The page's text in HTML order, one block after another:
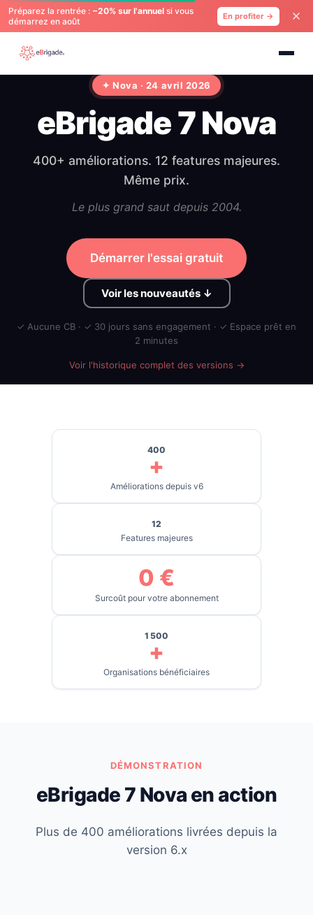
Préparez la rentrée : −20% sur l'annuel si vous
démarrez en août
En profiter →
✦ Nova · 24 avril 2026
eBrigade 7 Nova
400+ améliorations. 12 features majeures.
Même prix.
Le plus grand saut depuis 2004.
Démarrer l'essai gratuit
Voir les nouveautés ↓
✓ Aucune CB · ✓ 30 jours sans engagement · ✓ Espace prêt en
2 minutes
Voir l'historique complet des versions →
400
+
Améliorations depuis v6
12
Features majeures
0 €
Surcoût pour votre abonnement
1 500
+
Organisations bénéficiaires
DÉMONSTRATION
eBrigade 7 Nova en action
Plus de 400 améliorations livrées depuis la
version 6.x